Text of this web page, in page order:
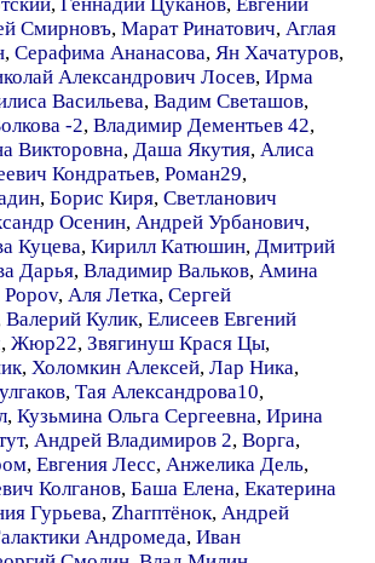
Смирновъ, Марат Ринатович, Аглая
, Серафима Ананасова, Ян Хачатуров,
Александрович Лосев, Ирма
Васильева, Вадим Светашов,
-2, Владимир Дементьев 42,
Викторовна, Даша Якутия, Алиса
Кондратьев, Роман29,
, Борис Киря, Светланович
Осенин, Андрей Урбанович,
Куцева, Кирилл Катюшин, Дмитрий
Дарья, Владимир Вальков, Амина
, Аля Летка, Сергей
Валерий Кулик, Елисеев Евгений
, Жюр22, Звягинуш Крася Цы,
, Холомкин Алексей, Лар Ника,
, Тая Александрова10,
, Кузьмина Ольга Сергеевна, Ирина
, Андрей Владимиров 2, Ворга,
, Евгения Лесс, Анжелика Дель,
Колганов, Баша Елена, Екатерина
Гурьева, Zharптёнок, Андрей
Андромеда, Иван